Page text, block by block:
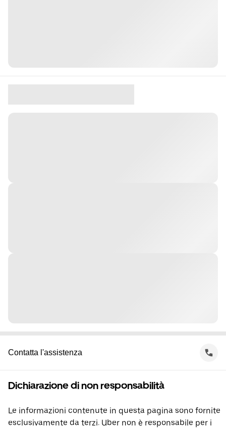
Contatta l'assistenza
Dichiarazione di non responsabilità
Le informazioni contenute in questa pagina sono fornite
esclusivamente da terzi. Uber non è responsabile per i